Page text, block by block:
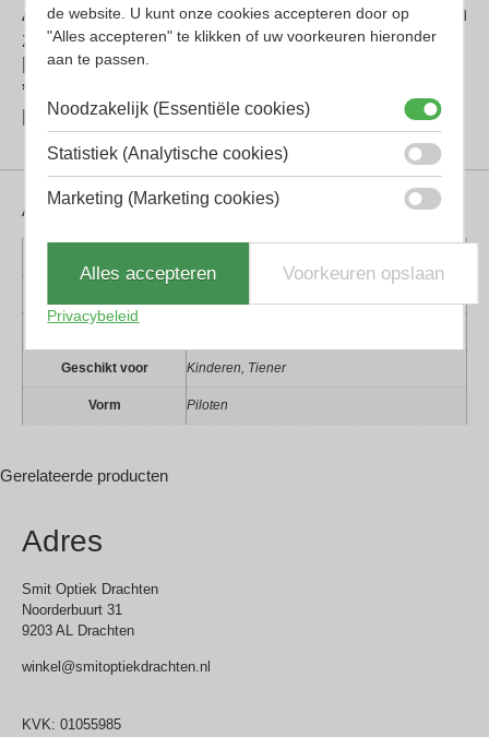
Alles begon in 1936, met een verzoek om een
zonnebril te ontwerpen voor piloten. In 1937
kwam het pilotenmodel op de markt, de
”Aviator”. Daarna volgenden nog vele
bekende modellen.
Aanvullende informatie
Geschikt voor Kinderen, Tiener
Vorm Piloten
Gerelateerde producten
Adres
Smit Optiek Drachten
Noorderbuurt 31
9203 AL Drachten
winkel@smitoptiekdrachten.nl
KVK: 01055985
de website. U kunt onze cookies accepteren door op
"Alles accepteren" te klikken of uw voorkeuren hieronder
aan te passen.
Noodzakelijk (Essentiële cookies)
Statistiek (Analytische cookies)
Marketing (Marketing cookies)
Alles accepteren Voorkeuren opslaan
Privacybeleid